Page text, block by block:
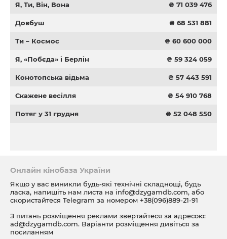
Я, Ти, Він, Вона ₴ 71 039 476
Довбуш ₴ 68 531 881
Ти – Космос ₴ 60 600 000
Я, «Побєда» і Берлін ₴ 59 324 059
Конотопська відьма ₴ 57 443 591
Скажене весілля ₴ 54 910 768
Потяг у 31 грудня ₴ 52 048 550
Онлайн кінобаза України
Якщо у вас виникли будь-які технічні складнощі, будь
ласка, напишіть нам листа на info@dzygamdb.com, або
скористайтеся Telegram за номером +38(096)889-21-91
З питань розміщення реклами звертайтеся за адресою:
ad@dzygamdb.com. Варіанти розміщення дивіться за
посиланням